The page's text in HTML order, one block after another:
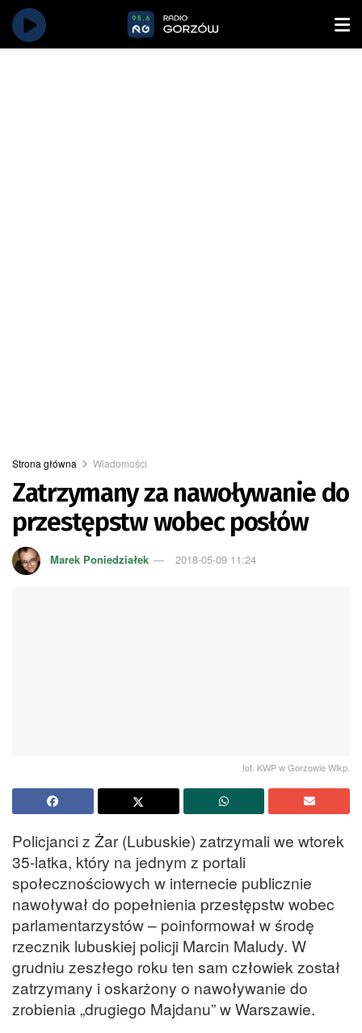
Strona główna Wiadomości
Zatrzymany za nawoływanie do
przestępstw wobec posłów
Marek Poniedziałek 2018-05-09 11:24
fot. KWP w Gorzowie Wlkp.
Policjanci z Żar (Lubuskie) zatrzymali we wtorek
35-latka, który na jednym z portali
społecznościowych w internecie publicznie
nawoływał do popełnienia przestępstw wobec
parlamentarzystów – poinformował w środę
rzecznik lubuskiej policji Marcin Maludy. W
grudniu zeszłego roku ten sam człowiek został
zatrzymany i oskarżony o nawoływanie do
zrobienia „drugiego Majdanu” w Warszawie.